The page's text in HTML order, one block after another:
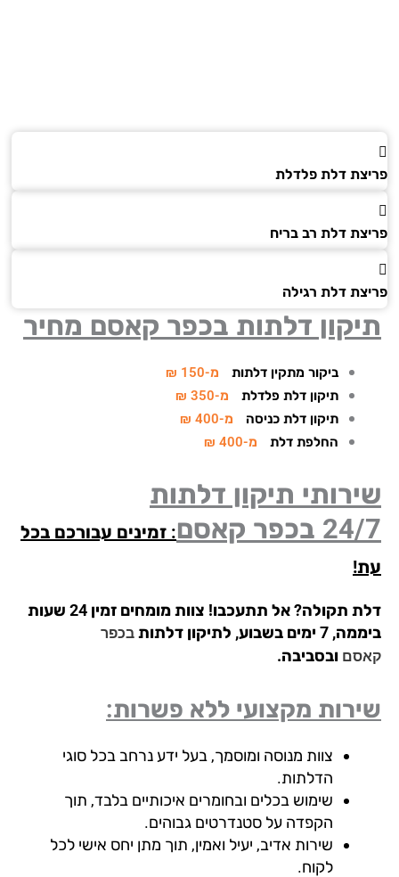
דלת פלדלת
דלת רב בריח
דלת רגילה
דלתות בכפר קאסם מחיר
ביקור מתקין דלתות מ-150 ₪
תיקון דלת פלדלת מ-350 ₪
תיקון דלת כניסה מ-400 ₪
החלפת דלת מ-400 ₪
תיקון דלתות
בכפר קאסם: זמינים עבורכם בכל
דלת תקולה? אל תתעכבו! צוות מומחים זמין 24 שעות
בשבוע, לתיקון דלתות
בכפר
ובסביבה.
מקצועי ללא פשרות:
צוות מנוסה ומוסמך, בעל ידע נרחב בכל סוגי
הדלתות.
שימוש בכלים ובחומרים איכותיים בלבד, תוך
הקפדה על סטנדרטים גבוהים.
שירות אדיב, יעיל ואמין, תוך מתן יחס אישי לכל
לקוח.